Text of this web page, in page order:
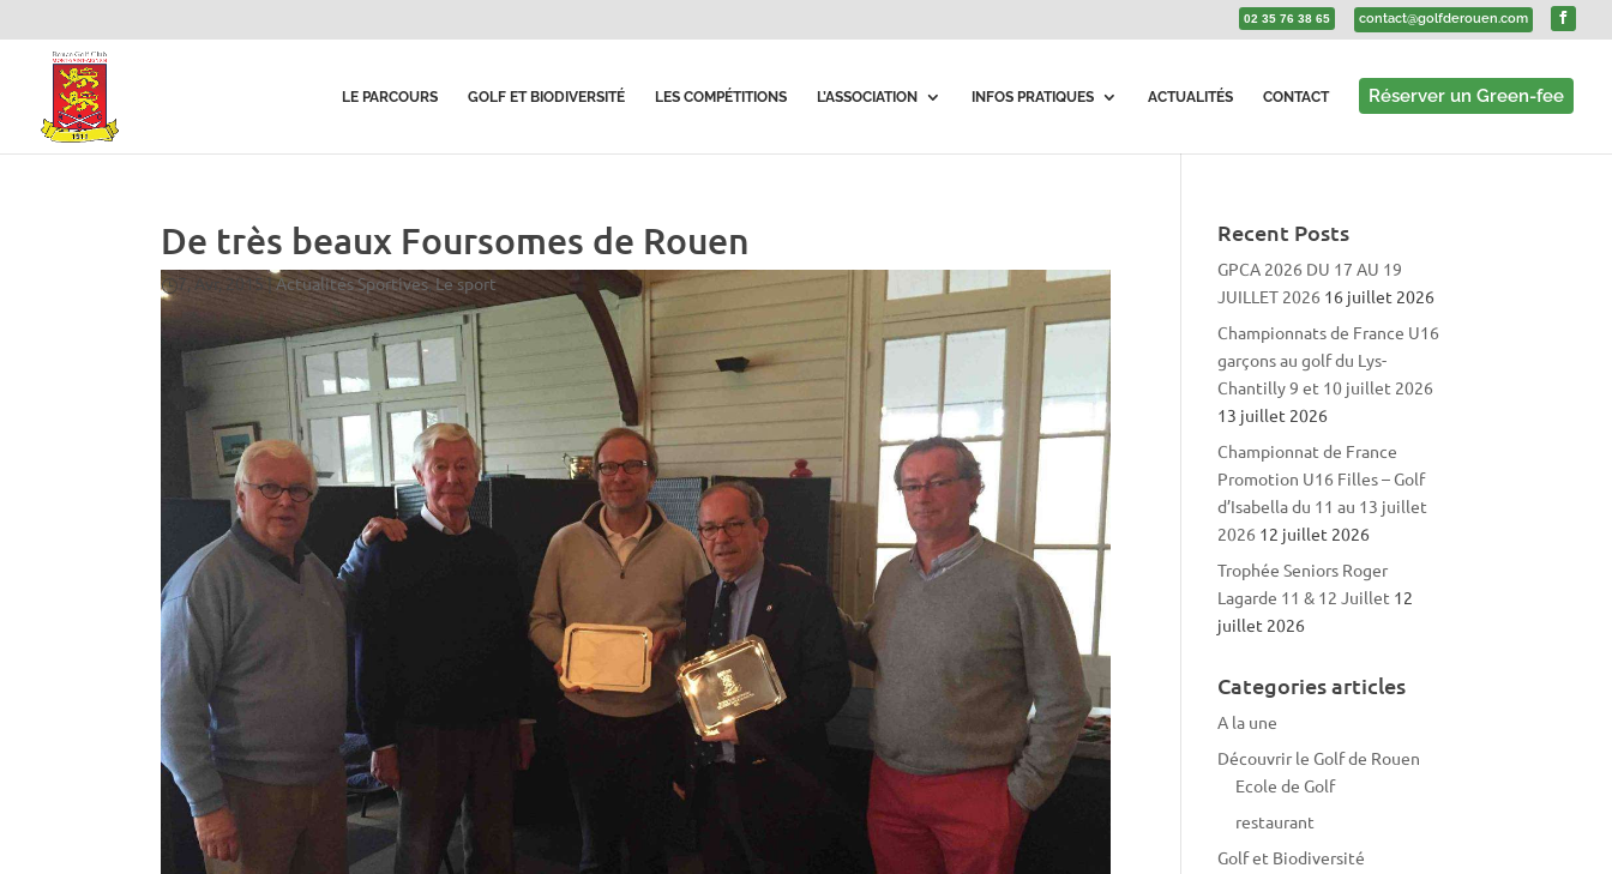
02 35 76 38 65 contact@golfderouen.com
LE PARCOURS GOLF ET BIODIVERSITÉ LES COMPÉTITIONS L’ASSOCIATION INFOS PRATIQUES ACTUALITÉS CONTACT Réserver un Green-fee
De très beaux Foursomes de Rouen
7, Avr, 2015 |Actualités Sportives,Le sport
Recent Posts
GPCA 2026 DU 17 AU 19
JUILLET 2026 16 juillet 2026
Championnats de France U16
garçons au golf du Lys-
Chantilly 9 et 10 juillet 2026
13 juillet 2026
Championnat de France
Promotion U16 Filles – Golf
d’Isabella du 11 au 13 juillet
2026 12 juillet 2026
Trophée Seniors Roger
Lagarde 11 & 12 Juillet 12
juillet 2026
Categories articles
A la une
Découvrir le Golf de Rouen
Ecole de Golf
restaurant
Golf et Biodiversité